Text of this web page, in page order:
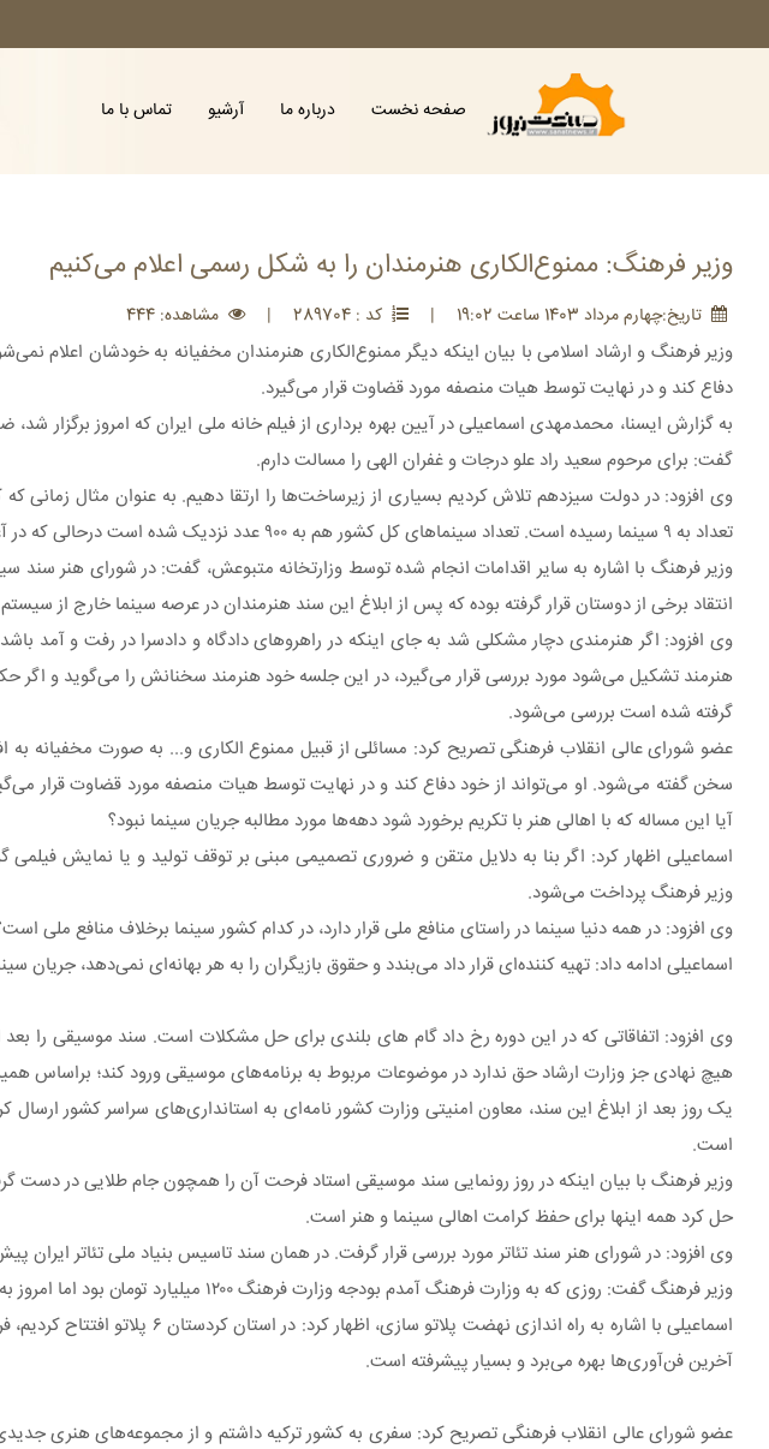
صفحه نخست درباره ما آرشیو تماس با ما
وزیر فرهنگ: ممنوع‌الکاری هنرمندان را به شکل رسمی اعلام می‌کنیم
تاريخ:چهارم مرداد 1403 ساعت 19:02 | کد : 289704 | مشاهده: 444
وزیر فرهنگ و ارشاد اسلامی با بیان اینکه دیگر ممنوع‌الکاری هنرمندان مخفیانه به خودشان اعلام
دفاع کند و در نهایت توسط هیات منصفه مورد قضاوت قرار می‌گیرد.
به گزارش ایسنا، محمدمهدی اسماعیلی در آیین بهره برداری از فیلم خانه ملی ایران که امروز برگزار
گفت: برای مرحوم سعید راد علو درجات و غفران الهی را مسالت دارم.
تعداد به ۹ سینما رسیده است. تعداد سینماهای کل کشور هم به ۹۰۰ عدد نزدیک شده است درحالی که در آغاز به کار دولت، تقریبا ۵۰۰ سینما داشتیم.
وزیر فرهنگ با اشاره به سایر اقدامات انجام شده توسط وزارتخانه متبوعش، گفت: در شورای هنر
انتقاد برخی از دوستان قرار گرفته بوده که پس از ابلاغ این سند هنرمندان در عرصه سینما خارج از
وی افزود: اگر هنرمندی دچار مشکلی شد به جای اینکه در راهروهای دادگاه و دادسرا در رفت و آمد
گرفته شده است بررسی می‌شود.
عضو شورای عالی انقلاب فرهنگی تصریح کرد: مسائلی از قبیل ممنوع الکاری و... به صورت مخفیانه
سخن گفته می‌شود. او می‌تواند از خود دفاع کند و در نهایت توسط هیات منصفه مورد قضاوت قرار
آیا این مساله که با اهالی هنر با تکریم برخورد شود دهه‌ها مورد مطالبه جریان سینما نبود؟
اسماعیلی اظهار کرد: اگر بنا به دلایل متقن و ضروری تصمیمی مبنی بر توقف تولید و یا نمایش
وزیر فرهنگ پرداخت می‌شود.
وی افزود: در همه دنیا سینما در راستای منافع ملی قرار دارد، در کدام کشور سینما برخلاف منافع ملی
اسماعیلی ادامه داد: تهیه کننده‌ای قرار داد می‌بندد و حقوق بازیگران را به هر بهانه‌ای نمی‌دهد، جریان
هیچ نهادی جز وزارت ارشاد حق ندارد در موضوعات مربوط به برنامه‌های موسیقی ورود کند؛ براساس
یک روز بعد از ابلاغ این سند، معاون امنیتی وزارت کشور نامه‌ای به استانداری‌های سراسر کشور
است.
وزیر فرهنگ با بیان اینکه در روز رونمایی سند موسیقی استاد فرحت آن را همچون جام طلایی در
حل کرد همه اینها برای حفظ کرامت اهالی سینما و هنر است.
وی افزود: در شورای هنر سند تئاتر مورد بررسی قرار گرفت. در همان سند تاسیس بنیاد ملی تئاتر ایران
وزیر فرهنگ گفت: روزی که به وزارت فرهنگ آمدم بودجه وزارت فرهنگ ۱۲۰۰ میلیارد تومان بود اما امروز به ۲۰ هزار میلیارد تومان رسیده است.
اسماعیلی با اشاره به راه اندازی
آخرین فن‌آوری‌ها بهره می‌برد و بسیار پیشرفته است.
عضو شورای عالی انقلاب فرهنگی تصریح کرد: سفری به کشور ترکیه داشتم و از مجموعه‌های هنری